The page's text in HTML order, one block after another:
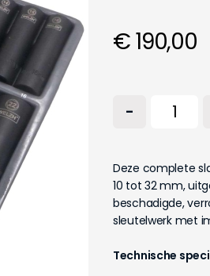
€ 190,00
-
Deze complete
10 tot 32 mm,
beschadigde,
sleutelwerk met
Technische